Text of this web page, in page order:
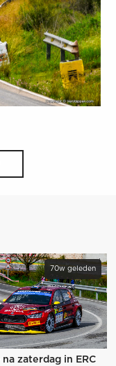
70w geleden
na zaterdag in ERC